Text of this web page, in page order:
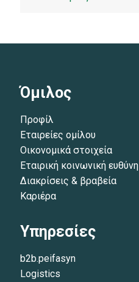
Όμιλος
Προφίλ
Εταιρείες ομίλου
Οικονομικά στοιχεία
Εταιρική κοινωνική ευθύνη
Διακρίσεις & βραβεία
Καριέρα
Υπηρεσίες
b2b.peifasyn
Logistics